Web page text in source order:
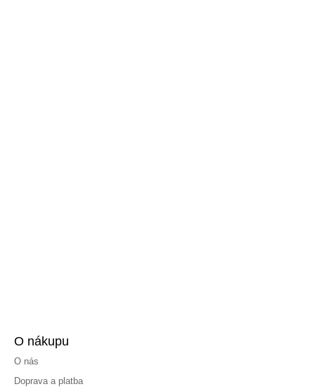
O nákupu
O nás
Doprava a platba